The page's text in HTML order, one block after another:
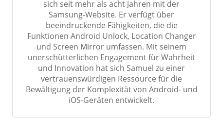
sich seit mehr als acht Jahren mit der
Samsung-Website. Er verfügt über
beeindruckende Fähigkeiten, die die
Funktionen Android Unlock, Location Changer
und Screen Mirror umfassen. Mit seinem
unerschütterlichen Engagement für Wahrheit
und Innovation hat sich Samuel zu einer
vertrauenswürdigen Ressource für die
Bewältigung der Komplexität von Android- und
iOS-Geräten entwickelt.